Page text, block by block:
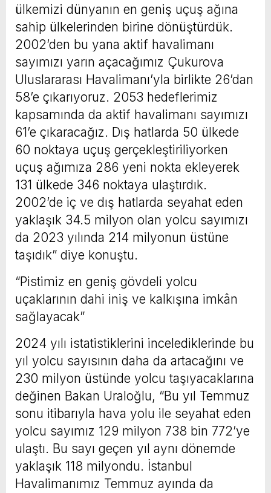
ülkemizi dünyanın en geniş uçuş ağına
sahip ülkelerinden birine dönüştürdük.
2002’den bu yana aktif havalimanı
sayımızı yarın açacağımız Çukurova
Uluslararası Havalimanı’yla birlikte 26’dan
58’e çıkarıyoruz. 2053 hedeflerimiz
kapsamında da aktif havalimanı sayımızı
61’e çıkaracağız. Dış hatlarda 50 ülkede
60 noktaya uçuş gerçekleştiriliyorken
uçuş ağımıza 286 yeni nokta ekleyerek
131 ülkede 346 noktaya ulaştırdık.
2002’de iç ve dış hatlarda seyahat eden
yaklaşık 34.5 milyon olan yolcu sayımızı
da 2023 yılında 214 milyonun üstüne
taşıdık” diye konuştu.
“Pistimiz en geniş gövdeli yolcu
uçaklarının dahi iniş ve kalkışına imkân
sağlayacak”
2024 yılı istatistiklerini incelediklerinde bu
yıl yolcu sayısının daha da artacağını ve
230 milyon üstünde yolcu taşıyacaklarına
değinen Bakan Uraloğlu, “Bu yıl Temmuz
sonu itibarıyla hava yolu ile seyahat eden
yolcu sayımız 129 milyon 738 bin 772’ye
ulaştı. Bu sayı geçen yıl aynı dönemde
yaklaşık 118 milyondu. İstanbul
Havalimanımız Temmuz ayında da